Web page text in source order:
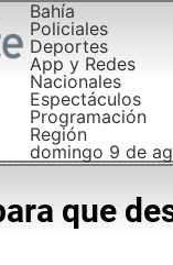
Bahía
Policiales
Deportes
App y Redes
Nacionales
Espectáculos
Programación
Región
domingo 9 de
que